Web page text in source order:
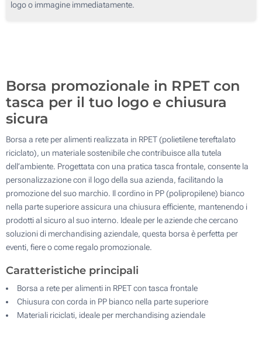
Transfer digitale full color (Sulla tasca)
250
logo o immagine immediatamente.
Borsa promozionale in RPET con
tasca per il tuo logo e chiusura
sicura
Borsa a rete per alimenti realizzata in RPET (polietilene tereftalato
riciclato), un materiale sostenibile che contribuisce alla tutela
dell’ambiente. Progettata con una pratica tasca frontale, consente la
personalizzazione con il logo della sua azienda, facilitando la
promozione del suo marchio. Il cordino in PP (polipropilene) bianco
nella parte superiore assicura una chiusura efficiente, mantenendo i
prodotti al sicuro al suo interno. Ideale per le aziende che cercano
soluzioni di merchandising aziendale, questa borsa è perfetta per
eventi, fiere o come regalo promozionale.
Caratteristiche principali
Borsa a rete per alimenti in RPET con tasca frontale
Chiusura con corda in PP bianco nella parte superiore
Materiali riciclati, ideale per merchandising aziendale